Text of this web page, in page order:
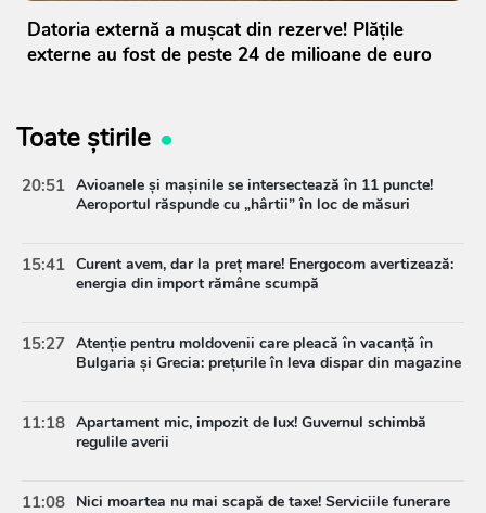
Datoria externă a mușcat din rezerve! Plățile
externe au fost de peste 24 de milioane de euro
Toate știrile
20:51 Avioanele și mașinile se intersectează în 11 puncte!
Aeroportul răspunde cu „hârtii” în loc de măsuri
15:41 Curent avem, dar la preț mare! Energocom avertizează:
energia din import rămâne scumpă
15:27 Atenție pentru moldovenii care pleacă în vacanță în
Bulgaria și Grecia: prețurile în leva dispar din magazine
11:18 Apartament mic, impozit de lux! Guvernul schimbă
regulile averii
11:08 Nici moartea nu mai scapă de taxe! Serviciile funerare